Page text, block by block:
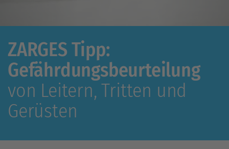
ZARGES Tipp:
Gefährdungsbeurteilung
von Leitern, Tritten und
Gerüsten